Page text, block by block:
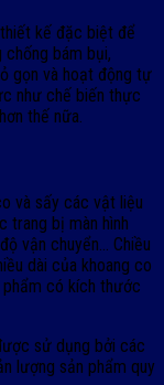
kế đặc biệt để
bám bụi,
gọn và hoạt động tự
như chế biến thực
thế nữa.
và sấy các vật liệu
trang bị màn hình
vận chuyển… Chiều
dài của khoang co
có kích thước
sử dụng bởi các
lượng sản phẩm quy